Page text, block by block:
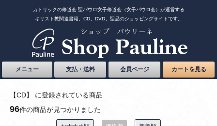
カトリックの修道会 聖パウロ女子修道会（女子パウロ会）が運営する
キリスト教関連書籍、CD、DVD、聖品のショッピングサイトです。
メニュー 支払・送料 会員ページ カートを見る
【CD】 に登録されている商品
96件の商品が見つかりました